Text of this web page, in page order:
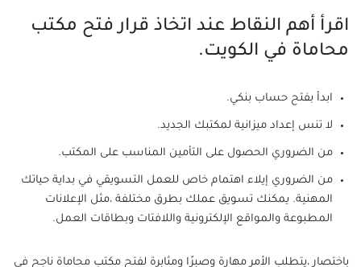
اقرأ أهم النقاط عند اتخاذ قرار فتح مكتب
محاماة في الكويت.
ابدأ بفتح حساب بنكي.
لا تنس إعداد ميزانية لمكتبك الجديد.
من الضروري الحصول على التأمين المناسب على المكتب.
من الضروري إيلاء اهتمام خاص للعمل التسويقي في بداية حياتك
المهنية. يمكنك تسويق عملك بطرق مختلفة ،مثل الإعلانات
المطبوعة والمواقع الإلكترونية واللافتات وبطاقات العمل.
باختصار ،يتطلب الأمر مهارة وصبرًا ومثابرة لفتح مكتب محاماة ناجح في